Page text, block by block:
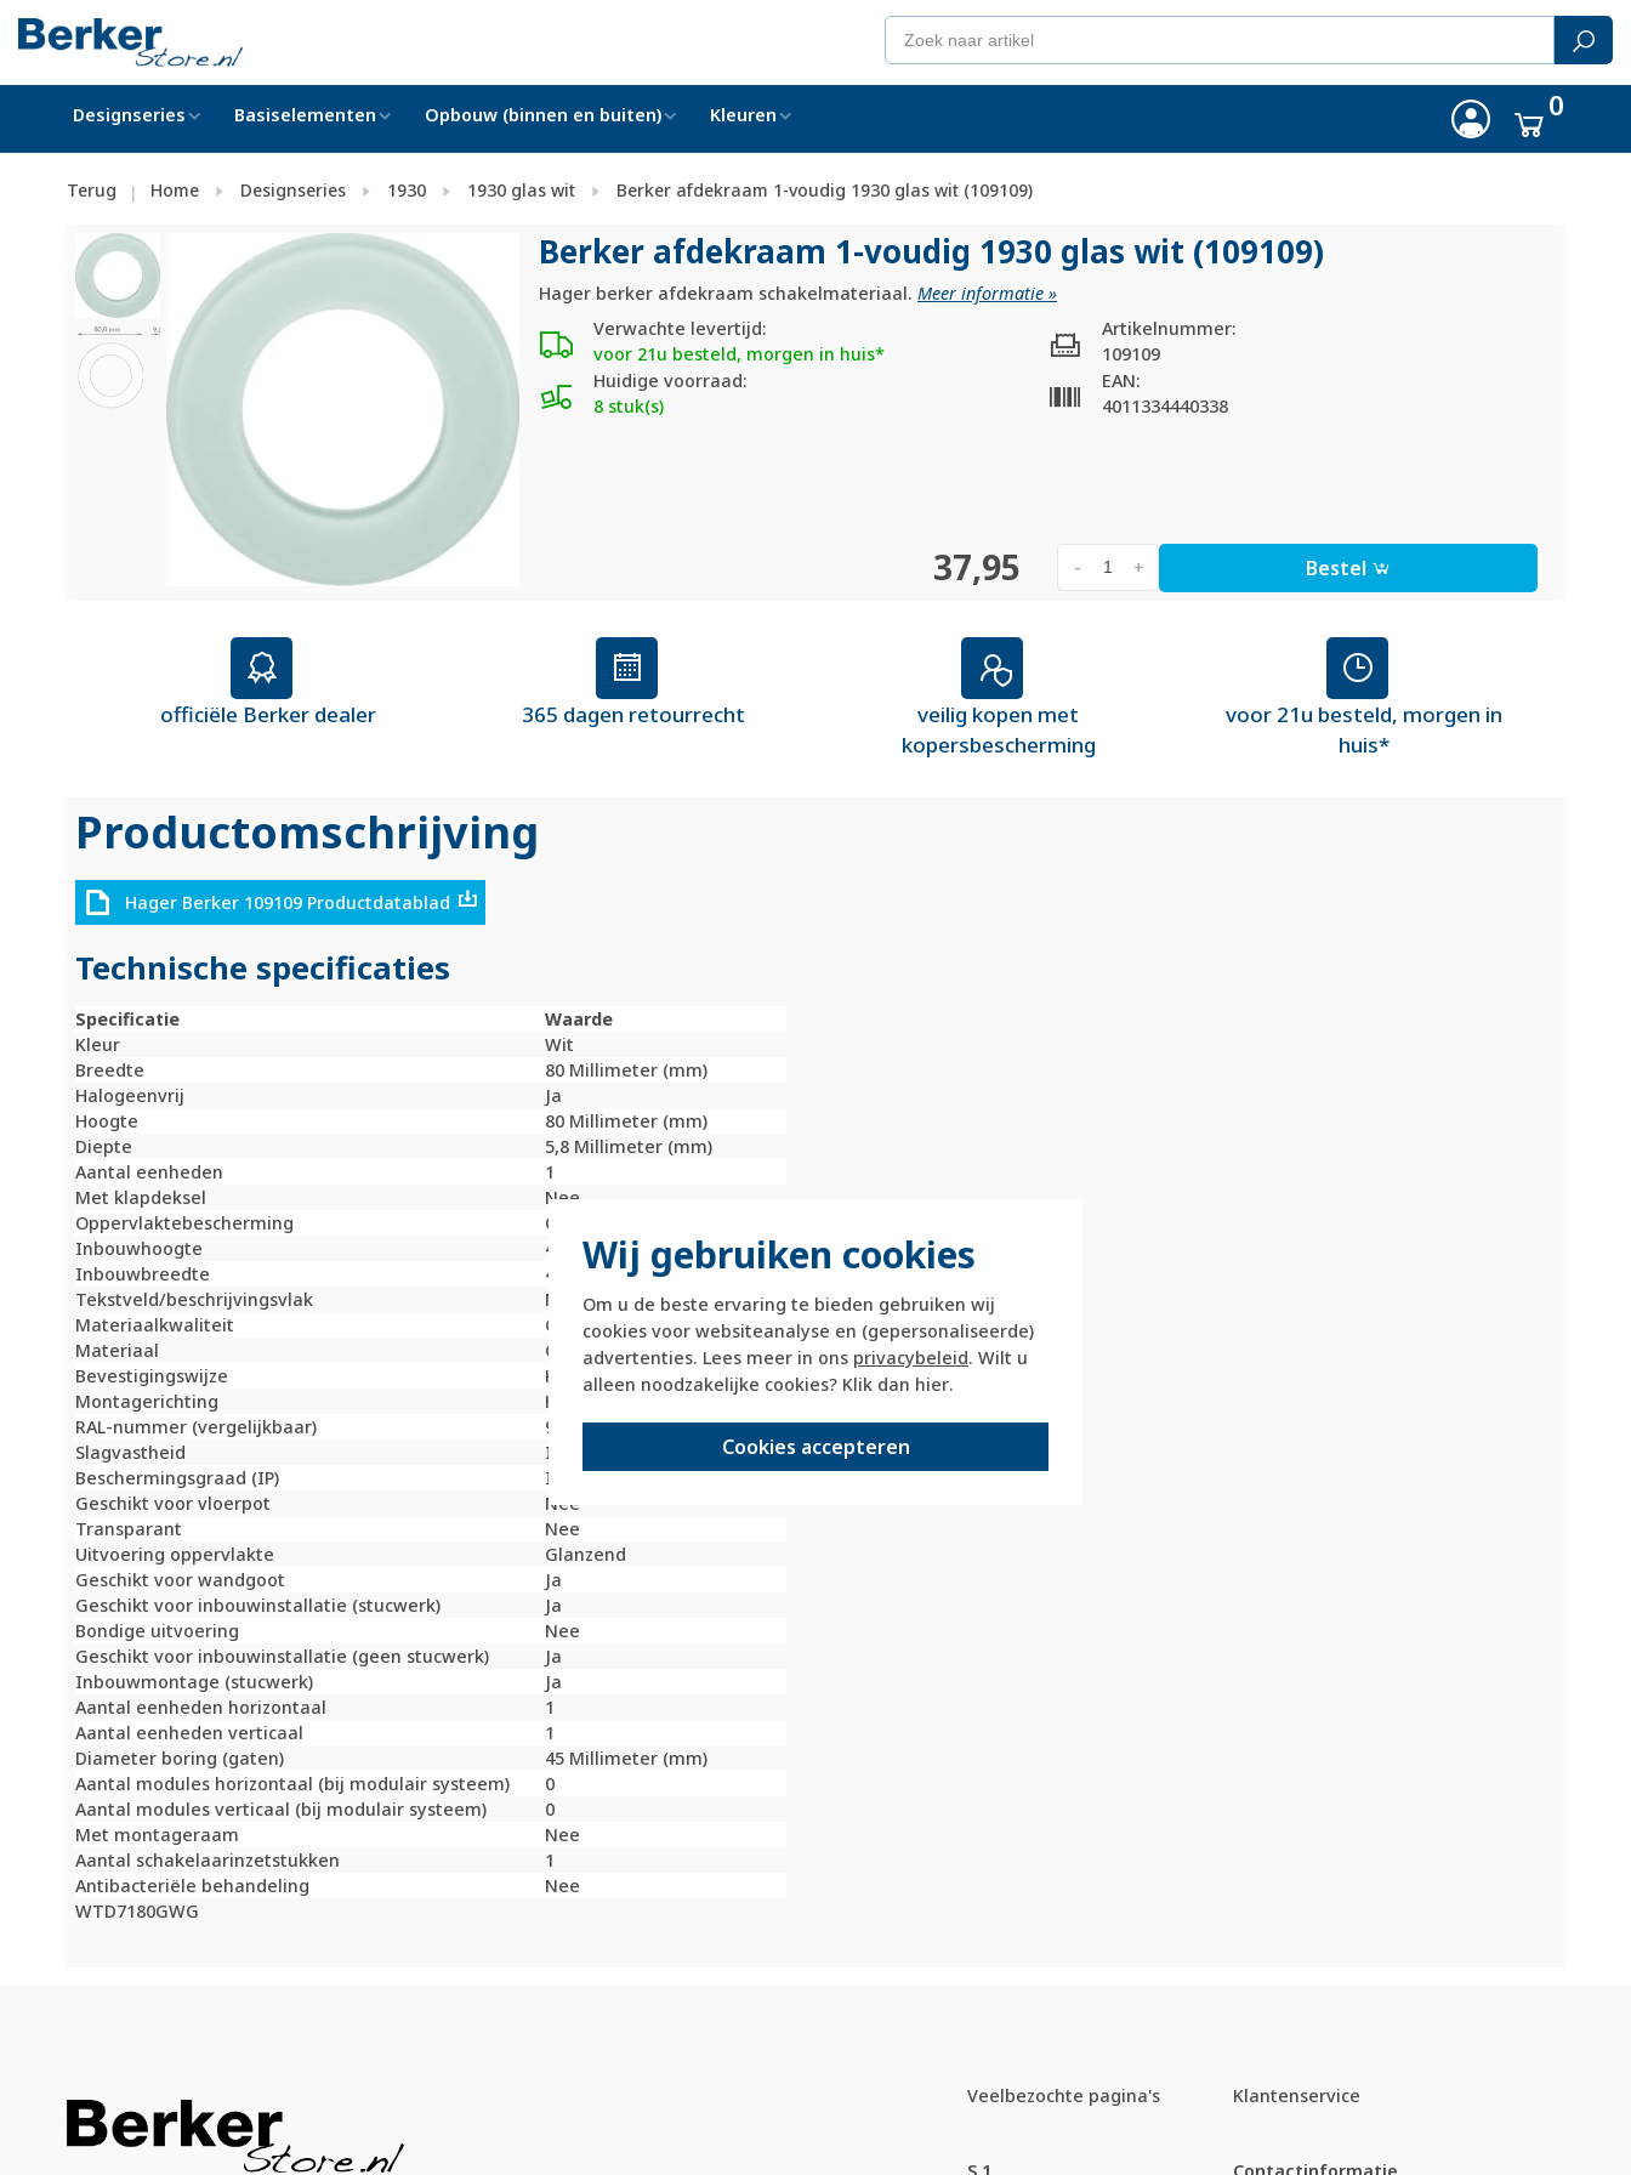
Wij gebruiken cookies
Om u de beste ervaring te bieden gebruiken wij
cookies voor websiteanalyse en (gepersonaliseerde)
advertenties. Lees meer in ons privacybeleid. Wilt u
alleen noodzakelijke cookies? Klik dan hier.
Cookies accepteren
Designseries Basiselementen Opbouw (binnen en buiten) Kleuren 0
Terug | Home Designseries 1930 1930 glas wit Berker afdekraam 1-voudig 1930 glas wit (109109)
Berker afdekraam 1-voudig 1930 glas wit (109109)
Hager berker afdekraam schakelmateriaal.Meer informatie »
Verwachte levertijd:
voor 21u besteld, morgen in huis*
Huidige voorraad:
8 stuk(s)
Artikelnummer:
109109
EAN:
4011334440338
37,95 +
- Bestel
officiële Berker dealer 365 dagen retourrecht
veilig kopen met
kopersbescherming
voor 21u besteld, morgen in
huis*
Productomschrijving
Hager Berker 109109 Productdatablad
Technische specificaties
Specificatie
Waarde
Kleur
Wit
Breedte
80 Millimeter (mm)
Halogeenvrij
Ja
Hoogte
80 Millimeter (mm)
Diepte
5,8 Millimeter (mm)
Aantal eenheden
1
Met klapdeksel
Nee
Oppervlaktebescherming
Onbehandeld
Inbouwhoogte
45 Millimeter (mm)
Inbouwbreedte
45 Millimeter (mm)
Tekstveld/beschrijvingsvlak
Nee
Materiaalkwaliteit
Glas
Materiaal
Glas
Bevestigingswijze
Klembevestiging
Montagerichting
Horizontaal en verticaal
RAL-nummer (vergelijkbaar)
9010
Slagvastheid
IK02
Beschermingsgraad (IP)
IP20
Geschikt voor vloerpot
Nee
Transparant
Nee
Uitvoering oppervlakte
Glanzend
Geschikt voor wandgoot
Ja
Geschikt voor inbouwinstallatie (stucwerk)
Ja
Bondige uitvoering
Nee
Geschikt voor inbouwinstallatie (geen stucwerk)
Ja
Inbouwmontage (stucwerk)
Ja
Aantal eenheden horizontaal
1
Aantal eenheden verticaal
1
Diameter boring (gaten)
45 Millimeter (mm)
Aantal modules horizontaal (bij modulair systeem)
0
Aantal modules verticaal (bij modulair systeem)
0
Met montageraam
Nee
Aantal schakelaarinzetstukken
1
Antibacteriële behandeling
Nee
WTD7180GWG
Veelbezochte pagina's Klantenservice